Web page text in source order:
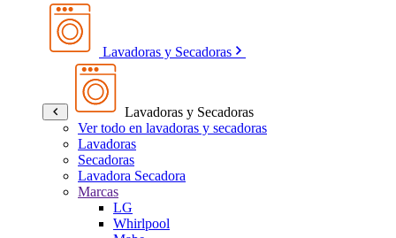
Lavadoras y Secadoras
Lavadoras y Secadoras
Ver todo en lavadoras y secadoras
Lavadoras
Secadoras
Lavadora Secadora
Marcas
LG
Whirlpool